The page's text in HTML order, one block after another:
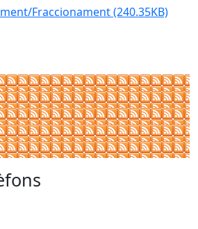
Fraccionament(240.35KB)